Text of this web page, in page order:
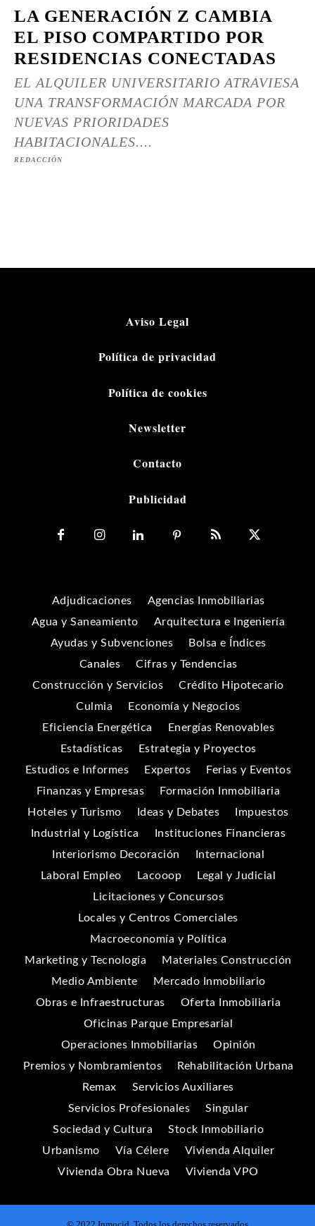
LA GENERACIÓN Z CAMBIA
EL PISO COMPARTIDO POR
RESIDENCIAS CONECTADAS
EL ALQUILER UNIVERSITARIO ATRAVIESA
UNA TRANSFORMACIÓN MARCADA POR
NUEVAS PRIORIDADES
HABITACIONALES....
REDACCIÓN
Aviso Legal
Política de privacidad
Política de cookies
Newsletter
Contacto
Publicidad
Adjudicaciones
Agencias Inmobiliarias
Agua y Saneamiento
Arquitectura e Ingeniería
Ayudas y Subvenciones
Bolsa e Índices
Canales
Cifras y Tendencias
Construcción y Servicios
Crédito Hipotecario
Culmia
Economía y Negocios
Eficiencia Energética
Energías Renovables
Estadísticas
Estrategia y Proyectos
Estudios e Informes
Expertos
Ferias y Eventos
Finanzas y Empresas
Formación Inmobiliaria
Hoteles y Turismo
Ideas y Debates
Impuestos
Industrial y Logística
Instituciones Financieras
Interiorismo Decoración
Internacional
Laboral Empleo
Lacooop
Legal y Judicial
Licitaciones y Concursos
Locales y Centros Comerciales
Macroeconomía y Política
Marketing y Tecnología
Materiales Construcción
Medio Ambiente
Mercado Inmobiliario
Obras e Infraestructuras
Oferta Inmobiliaria
Oficinas Parque Empresarial
Operaciones Inmobiliarias
Opinión
Premios y Nombramientos
Rehabilitación Urbana
Remax
Servicios Auxiliares
Servicios Profesionales
Singular
Sociedad y Cultura
Stock Inmobiliario
Urbanismo
Vía Célere
Vivienda Alquiler
Vivienda Obra Nueva
Vivienda VPO